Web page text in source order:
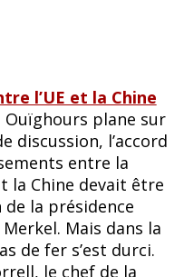
l’UE et la Chine
Ouïghours plane sur
discussion, l’accord
entre la
la Chine devait être
la présidence
Merkel. Mais dans la
de fer s’est durci.
le chef de la